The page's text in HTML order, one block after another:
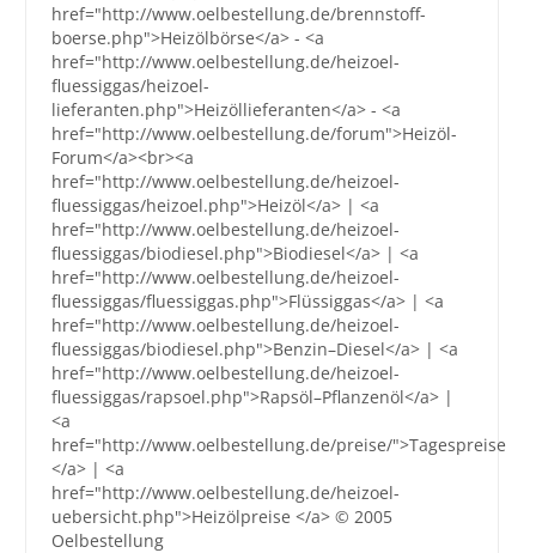
href="http://www.oelbestellung.de/brennstoff-
boerse.php">Heizölbörse</a> - <a
href="http://www.oelbestellung.de/heizoel-
fluessiggas/heizoel-
lieferanten.php">Heizöllieferanten</a> - <a
href="http://www.oelbestellung.de/forum">Heizöl-
Forum</a><br><a
href="http://www.oelbestellung.de/heizoel-
fluessiggas/heizoel.php">Heizöl</a> | <a
href="http://www.oelbestellung.de/heizoel-
fluessiggas/biodiesel.php">Biodiesel</a> | <a
href="http://www.oelbestellung.de/heizoel-
fluessiggas/fluessiggas.php">Flüssiggas</a> | <a
href="http://www.oelbestellung.de/heizoel-
fluessiggas/biodiesel.php">Benzin–Diesel</a> | <a
href="http://www.oelbestellung.de/heizoel-
fluessiggas/rapsoel.php">Rapsöl–Pflanzenöl</a> |
<a
href="http://www.oelbestellung.de/preise/">Tagespreise
</a> | <a
href="http://www.oelbestellung.de/heizoel-
uebersicht.php">Heizölpreise </a> © 2005
Oelbestellung